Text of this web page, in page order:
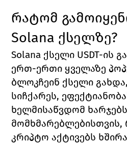
რატომ
Solana ქსელზე?
Solana ქსელი USDT-ის
ერთ-ერთი ყველაზე
ბლოკჩეინ ქსელი
სიჩქარეს,
ხელმისაწვდომ
კრიპტო აქტივებს